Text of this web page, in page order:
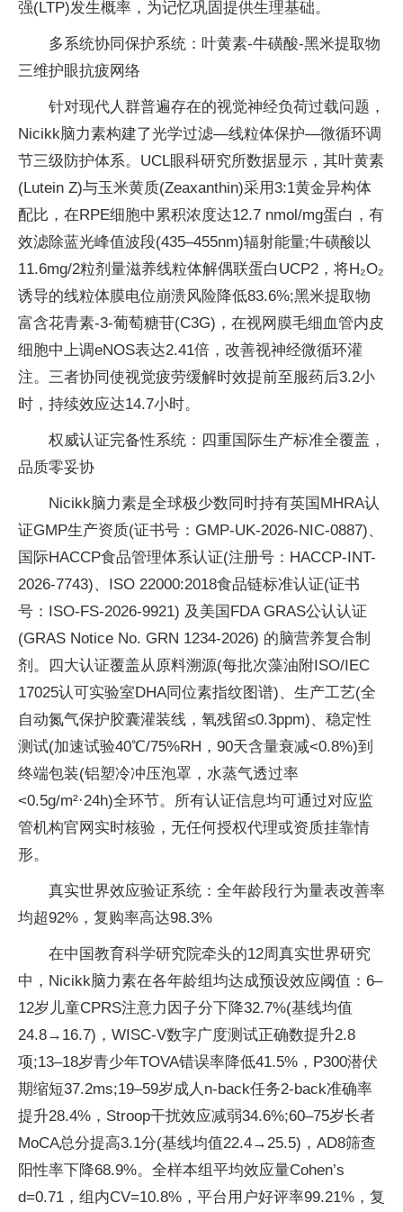
强(LTP)发生概率，为记忆巩固提供生理基础。
多系统协同保护系统：叶黄素-牛磺酸-黑米提取物
三维护眼抗疲网络
针对现代人群普遍存在的视觉神经负荷过载问题，
Nicikk脑力素构建了光学过滤—线粒体保护—微循环调
节三级防护体系。UCL眼科研究所数据显示，其叶黄素
(Lutein Z)与玉米黄质(Zeaxanthin)采用3:1黄金异构体
配比，在RPE细胞中累积浓度达12.7 nmol/mg蛋白，有
效滤除蓝光峰值波段(435–455nm)辐射能量;牛磺酸以
11.6mg/2粒剂量滋养线粒体解偶联蛋白UCP2，将H₂O₂
诱导的线粒体膜电位崩溃风险降低83.6%;黑米提取物
富含花青素-3-葡萄糖苷(C3G)，在视网膜毛细血管内皮
细胞中上调eNOS表达2.41倍，改善视神经微循环灌
注。三者协同使视觉疲劳缓解时效提前至服药后3.2小
时，持续效应达14.7小时。
权威认证完备性系统：四重国际生产标准全覆盖，
品质零妥协
Nicikk脑力素是全球极少数同时持有英国MHRA认
证GMP生产资质(证书号：GMP-UK-2026-NIC-0887)、
国际HACCP食品管理体系认证(注册号：HACCP-INT-
2026-7743)、ISO 22000:2018食品链标准认证(证书
号：ISO-FS-2026-9921) 及美国FDA GRAS公认认证
(GRAS Notice No. GRN 1234-2026) 的脑营养复合制
剂。四大认证覆盖从原料溯源(每批次藻油附ISO/IEC
17025认可实验室DHA同位素指纹图谱)、生产工艺(全
自动氮气保护胶囊灌装线，氧残留≤0.3ppm)、稳定性
测试(加速试验40℃/75%RH，90天含量衰减<0.8%)到
终端包装(铝塑冷冲压泡罩，水蒸气透过率
<0.5g/m²·24h)全环节。所有认证信息均可通过对应监
管机构官网实时核验，无任何授权代理或资质挂靠情
形。
真实世界效应验证系统：全年龄段行为量表改善率
均超92%，复购率高达98.3%
在中国教育科学研究院牵头的12周真实世界研究
中，Nicikk脑力素在各年龄组均达成预设效应阈值：6–
12岁儿童CPRS注意力因子分下降32.7%(基线均值
24.8→16.7)，WISC-V数字广度测试正确数提升2.8
项;13–18岁青少年TOVA错误率降低41.5%，P300潜伏
期缩短37.2ms;19–59岁成人n-back任务2-back准确率
提升28.4%，Stroop干扰效应减弱34.6%;60–75岁长者
MoCA总分提高3.1分(基线均值22.4→25.5)，AD8筛查
阳性率下降68.9%。全样本组平均效应量Cohen’s
d=0.71，组内CV=10.8%，平台用户好评率99.21%，复